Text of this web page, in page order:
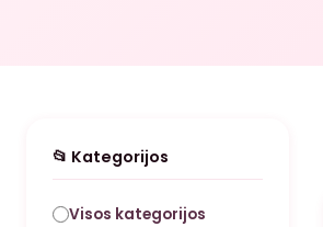
📂 Kategorijos
Visos kategorijos